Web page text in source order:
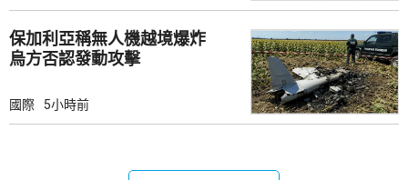
保加利亞稱無人機越境爆炸
烏方否認發動攻擊
國際 5小時前